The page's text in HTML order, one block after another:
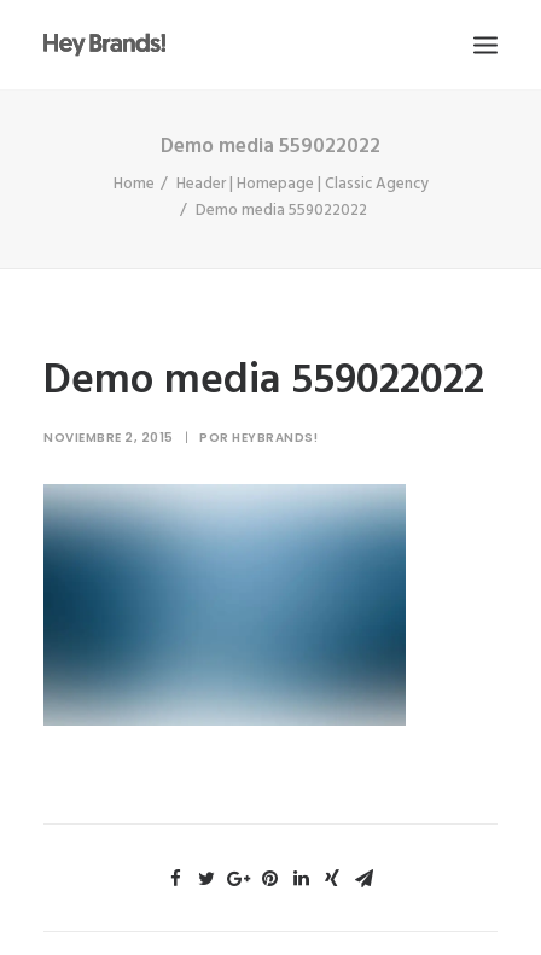
CONÓCENOS
ESCRÍBENOS
Demo media 559022022
Home
Header | Homepage | Classic Agency
Demo media 559022022
Demo media 559022022
NOVIEMBRE 2, 2015 | POR HEYBRANDS!